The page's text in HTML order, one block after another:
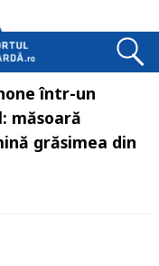
într-un
măsoară
grăsimea din